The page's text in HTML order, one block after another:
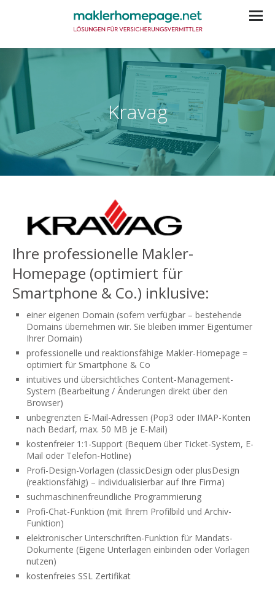
Kravag
Ihre professionelle Makler-
Homepage (optimiert für
Smartphone & Co.) inklusive:
einer eigenen Domain (sofern verfügbar – bestehende
Domains übernehmen wir. Sie bleiben immer Eigentümer
Ihrer Domain)
professionelle und reaktionsfähige Makler-Homepage =
optimiert für Smartphone & Co
intuitives und übersichtliches Content-Management-
System (Bearbeitung / Änderungen direkt über den
Browser)
unbegrenzten E-Mail-Adressen (Pop3 oder IMAP-Konten
nach Bedarf, max. 50 MB je E-Mail)
kostenfreier 1:1-Support (Bequem über Ticket-System, E-
Mail oder Telefon-Hotline)
Profi-Design-Vorlagen (classicDesign oder plusDesign
(reaktionsfähig) – individualisierbar auf Ihre Firma)
suchmaschinenfreundliche Programmierung
Profi-Chat-Funktion (mit Ihrem Profilbild und Archiv-
Funktion)
elektronischer Unterschriften-Funktion für Mandats-
Dokumente (Eigene Unterlagen einbinden oder Vorlagen
nutzen)
kostenfreies SSL Zertifikat